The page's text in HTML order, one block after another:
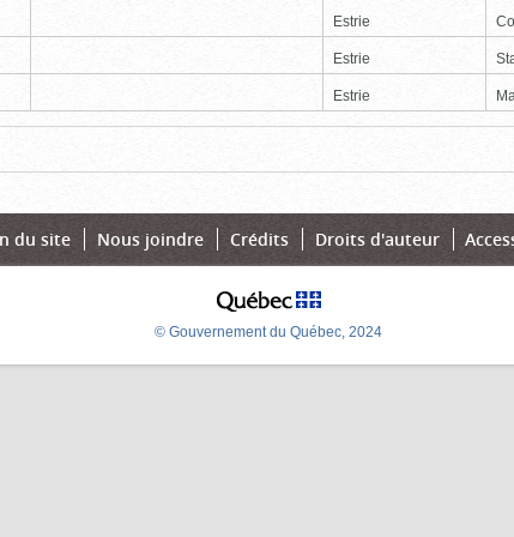
Estrie
Estrie
Estrie
du site Nous joindre Crédits Droits d'auteur
© Gouvernement du Québec, 2024